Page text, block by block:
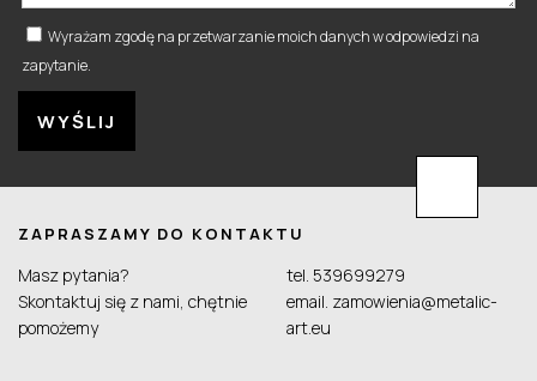
Wyrażam zgodę na przetwarzanie moich danych w odpowiedzi na
zapytanie.
ZAPRASZAMY DO KONTAKTU
Masz pytania? tel. 539699279
Skontaktuj się z nami, chętnie
pomożemy
email. zamowienia@metalic-
art.eu